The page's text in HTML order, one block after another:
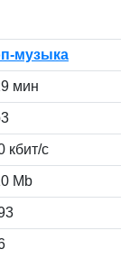
музыка
мин
кбит/с
Mb